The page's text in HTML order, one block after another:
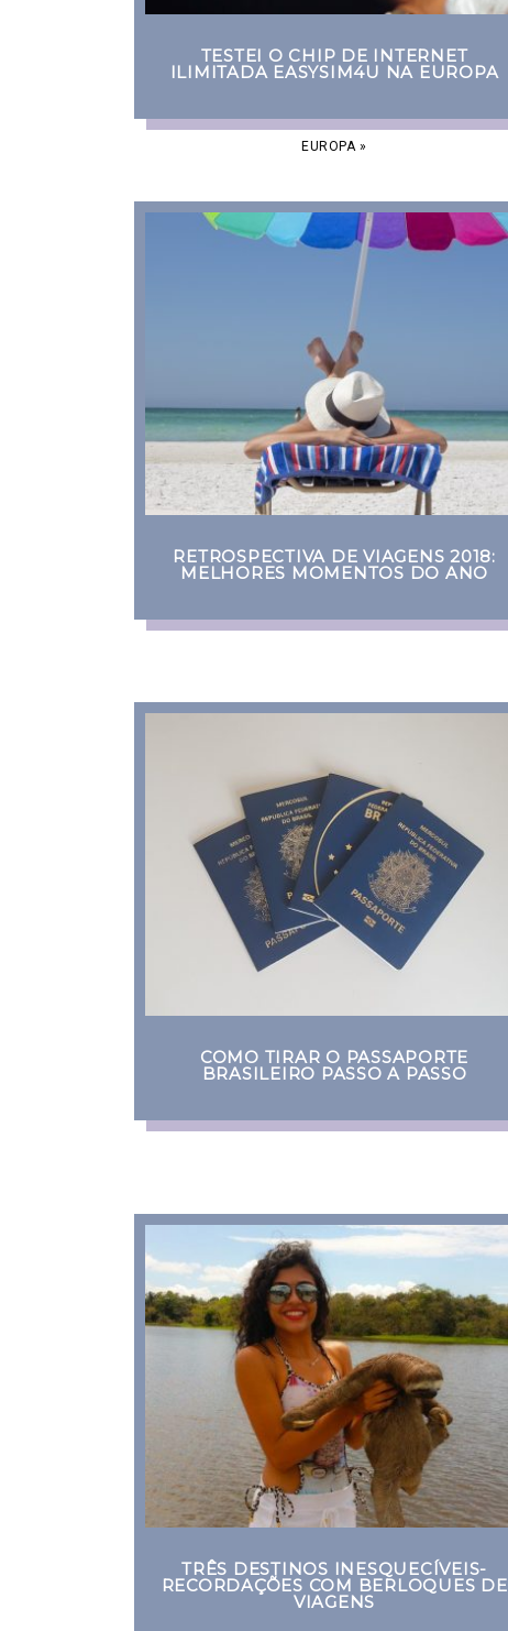
TESTEI O CHIP DE INTERNET
ILIMITADA EASYSIM4U NA EUROPA
EUROPA »
RETROSPECTIVA DE VIAGENS 2018:
MELHORES MOMENTOS DO ANO
COMO TIRAR O PASSAPORTE
BRASILEIRO PASSO A PASSO
TRÊS DESTINOS INESQUECÍVEIS-
RECORDAÇÕES COM BERLOQUES DE
VIAGENS